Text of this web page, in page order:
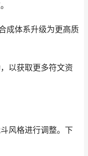
成体系升级为更高质
以获取更多符文资
风格进行调整。下